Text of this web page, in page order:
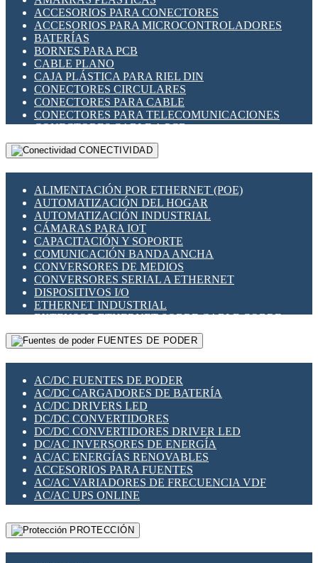
INDICADORES PARA PANEL
INTERFACES DE RELÉ
INTERRUPTORES FIN DE CARRERA
LLAVES CONMUTADORAS
MEDIDORES DE ENERGÍA Y TC'S DE CORRIENTE
MOTORES PASO A PASO
PANTALLAS HMI
PLC -CONTROLADORES LÓGICO PROGRAMABLES
PROGRAMADORES DE HORARIO
RELÉS DE PROTECCIÓN
SENSORES CAPACITIVOS
SENSORES INDUCTIVOS
TEMPORIZADORES
VARIACS
VARIADORES DE FRECUENCIA [VDF]
SECCIONADORES - INTERRUPTORES
MAQUINARIA
ACCESORIOS PARA CONECTORES
ACCESORIOS PARA MICROCONTROLADORES
BATERÍAS
BORNES PARA PCB
CABLE PLANO
CAJA PLÁSTICA PARA RIEL DIN
CONECTORES CIRCULARES
CONECTORES PARA CABLE
CONECTORES PARA TELECOMUNICACIONES
CONECTORES CABLE A PCB
CONECTORES PCB A CABLE
DIP SWITCHES
HERRAMIENTAS VARIAS
ILUMINACIÓN LED
INTERRUPTORES REED
INTERFACES DE RELÉ
OTROS RELÉS
PROTECCIÓN TÉRMICA
RELÉS AUTOMOTRICES
RELÉS DE SEÑAL
RELÉS DE ESTADO SÓLIDO SSR
RELÉS INDUSTRIALES
RELÉS MINIATURA DE POTENCIA
SENSORES MAGNÉTICOS
SWITCH Y MICROSWITCH
TARJETAS PI
UNIÓN Y DERIVACIÓN DE CABLE
CONECTIVIDAD
ALIMENTACIÓN POR ETHERNET (POE)
AUTOMATIZACIÓN DEL HOGAR
AUTOMATIZACIÓN INDUSTRIAL
CÁMARAS PARA IOT
CAPACITACIÓN Y SOPORTE
COMUNICACIÓN BANDA ANCHA
CONVERSORES DE MEDIOS
CONVERSORES SERIAL A ETHERNET
DISPOSITIVOS I/O
ETHERNET INDUSTRIAL
EXTENSOR ETHERNET SOBRE CABLE COBRE
GATEWAY LORAWAN
GESTIÓN DE REDES
PLACAS MODULARES IOT
SWITCHES Y REDES WIFI
SOLUCIONES IOT
SOLUCIONES LORAWAN
SOLUCIONES RED CELULAR
SEGURIDAD PARA REDES
SWITCHES LAN
TELEFONÍA IP (VOIP)
VIGILANCIA IP (CCTV)
MESHTASTIC
FUENTES DE PODER
AC/DC FUENTES DE PODER
AC/DC CARGADORES DE BATERÍA
AC/DC DRIVERS LED
DC/DC CONVERTIDORES
DC/DC CONVERTIDORES DRIVER LED
DC/AC INVERSORES DE ENERGÍA
AC/AC ENERGÍAS RENOVABLES
ACCESORIOS PARA FUENTES
AC/AC VARIADORES DE FRECUENCIA VDF
AC/AC UPS ONLINE
PROTECCIÓN